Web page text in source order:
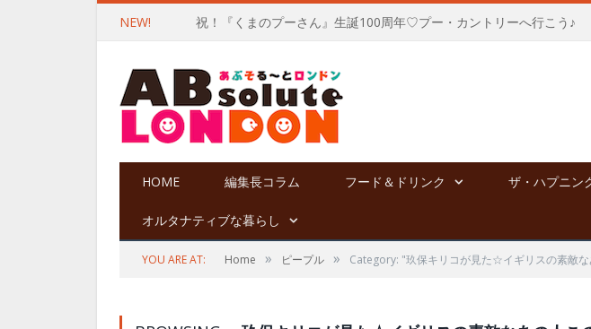
NEW! 祝！『くまのプーさん』生誕100周年♡プー・カントリーへ行こう♪
HOME 編集長コラム フード＆ドリンク ザ・ハプニン
オルタナティブな暮らし
YOU ARE AT: Home » ピープル » Category: "玖保キリコが見た☆イギリスの素敵